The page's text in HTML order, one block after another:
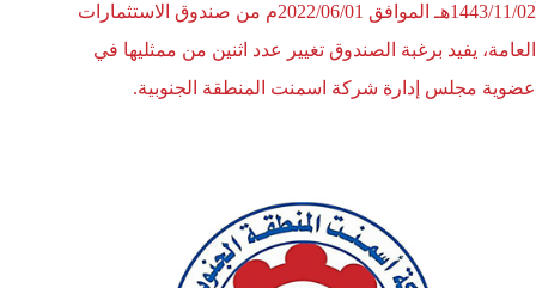
1443/11/02هـ الموافق 2022/06/01م من صندوق الاستثمارات
العامة، يفيد برغبة الصندوق تغيير عدد اثنين من ممثليها في
عضوية مجلس إدارة شركة اسمنت المنطقة الجنوبية.